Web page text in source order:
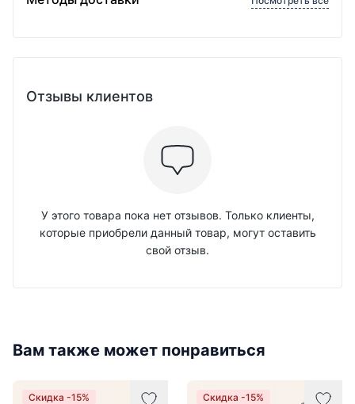
Отзывы клиентов
У этого товара пока нет отзывов. Только клиенты,
которые приобрели данный товар, могут оставить
свой отзыв.
Вам также может понравиться
Скидка -15% Скидка -15%